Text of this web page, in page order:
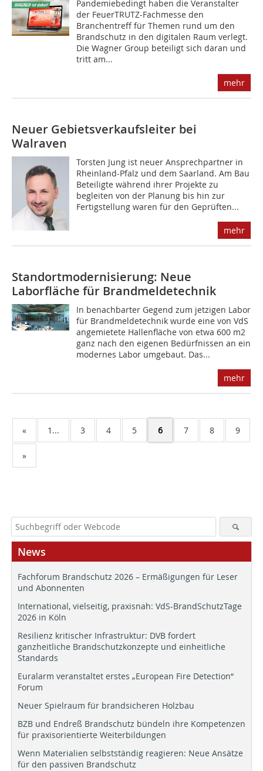
Pandemiebedingt haben die Veranstalter
der FeuerTRUTZ-Fachmesse den
Branchentreff für Themen rund um den
Brandschutz in den digitalen Raum verlegt.
Die Wagner Group beteiligt sich daran und
tritt am...
mehr
Neuer Gebietsverkaufsleiter bei
Walraven
Torsten Jung ist neuer Ansprechpartner in
Rheinland-Pfalz und dem Saarland. Am Bau
Beteiligte während ihrer Projekte zu
begleiten von der Planung bis hin zur
Fertigstellung waren für den Geprüften...
mehr
Standortmodernisierung: Neue
Laborfläche für Brandmeldetechnik
In benachbarter Gegend zum jetzigen Labor
für Brandmeldetechnik wurde eine von VdS
angemietete Hallenfläche von etwa 600 m2
ganz nach den eigenen Bedürfnissen an ein
modernes Labor umgebaut. Das...
mehr
« 1... 3 4 5 6 7 8 9
»
News
Fachforum Brandschutz 2026 – Ermäßigungen für Leser
und Abonnenten
International, vielseitig, praxisnah: VdS-BrandSchutzTage
2026 in Köln
Resilienz kritischer Infrastruktur: DVB fordert
ganzheitliche Brandschutzkonzepte und einheitliche
Standards
Euralarm veranstaltet erstes „European Fire Detection“
Forum
Neuer Spielraum für brandsicheren Holzbau
BZB und Endreß Brandschutz bündeln ihre Kompetenzen
für praxisorientierte Weiterbildungen
Wenn Materialien selbstständig reagieren: Neue Ansätze
für den passiven Brandschutz